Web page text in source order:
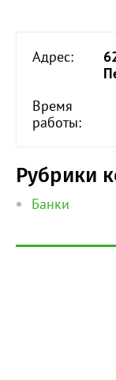
Адрес:
Время
работы:
Рубрики
Банки